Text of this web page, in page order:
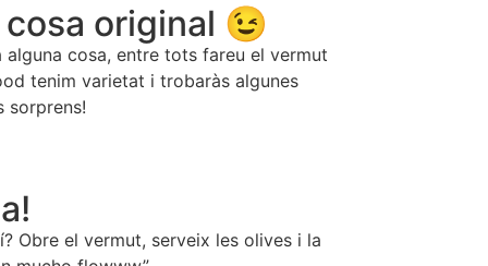
original 😉
cosa, entre tots fareu el vermut
tenim varietat i trobaràs algunes
sorprens!
Obre el vermut, serveix les olives i la